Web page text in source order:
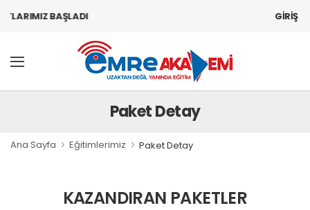
BAŞLADI GİRİŞ
Paket Detay
Ana Sayfa Eğitimlerimiz Paket Detay
KAZANDIRAN PAKETLER